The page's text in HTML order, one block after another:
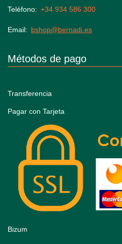
Teléfono +34 934 586 300
Email bshop@bernadi.es
Métodos de pago
Transferencia
Pagar con Tarjeta
Bizum